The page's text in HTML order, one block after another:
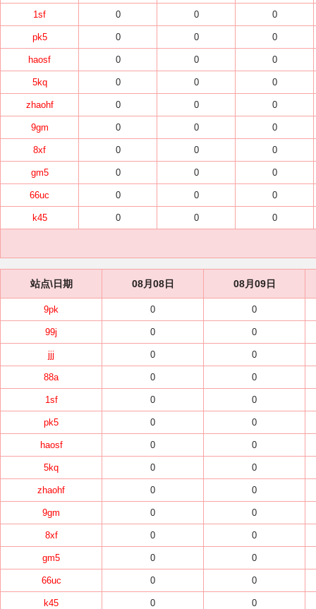
1sf 0 0 0
pk5 0 0 0
haosf 0 0 0
5kq 0 0 0
zhaohf 0 0 0
9gm 0 0 0
8xf 0 0 0
gm5 0 0 0
66uc 0 0 0
k45 0 0 0
站点\日期 08月08日 08月09日
9pk 0 0
99j 0 0
jjj 0 0
88a 0 0
1sf 0 0
pk5 0 0
haosf 0 0
5kq 0 0
zhaohf 0 0
9gm 0 0
8xf 0 0
gm5 0 0
66uc 0 0
k45 0 0